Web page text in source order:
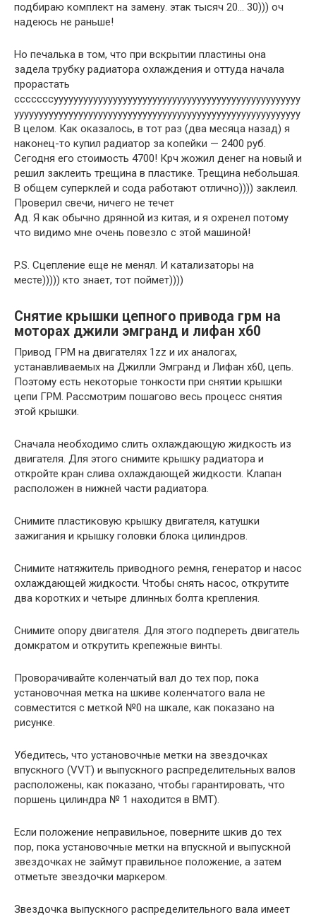
подбираю комплект на замену. этак тысяч 20… 30))) оч
надеюсь не раньше!
Но печалька в том, что при вскрытии пластины она
задела трубку радиатора охлаждения и оттуда начала
прорастать
сссссссуууууууууууууууууууууууууууууууууууууууууууууууууу
уууууууууууууууууууууууууууууууууууууууууууууууууууууууууу
В целом. Как оказалось, в тот раз (два месяца назад) я
наконец-то купил радиатор за копейки — 2400 руб.
Сегодня его стоимость 4700! Крч жожил денег на новый и
решил заклеить трещина в пластике. Трещина небольшая.
В общем суперклей и сода работают отлично)))) заклеил.
Проверил свечи, ничего не течет
Ад. Я как обычно дрянной из китая, и я охренел потому
что видимо мне очень повезло с этой машиной!
P.S. Сцепление еще не менял. И катализаторы на
месте))))) кто знает, тот поймет))))
Снятие крышки цепного привода грм на
моторах джили эмгранд и лифан х60
Привод ГРМ на двигателях 1zz и их аналогах,
устанавливаемых на Джилли Эмгранд и Лифан х60, цепь.
Поэтому есть некоторые тонкости при снятии крышки
цепи ГРМ. Рассмотрим пошагово весь процесс снятия
этой крышки.
Сначала необходимо слить охлаждающую жидкость из
двигателя. Для этого снимите крышку радиатора и
откройте кран слива охлаждающей жидкости. Клапан
расположен в нижней части радиатора.
Снимите пластиковую крышку двигателя, катушки
зажигания и крышку головки блока цилиндров.
Снимите натяжитель приводного ремня, генератор и насос
охлаждающей жидкости. Чтобы снять насос, открутите
два коротких и четыре длинных болта крепления.
Снимите опору двигателя. Для этого подпереть двигатель
домкратом и открутить крепежные винты.
Проворачивайте коленчатый вал до тех пор, пока
установочная метка на шкиве коленчатого вала не
совместится с меткой №0 на шкале, как показано на
рисунке.
Убедитесь, что установочные метки на звездочках
впускного (VVT) и выпускного распределительных валов
расположены, как показано, чтобы гарантировать, что
поршень цилиндра № 1 находится в ВМТ).
Если положение неправильное, поверните шкив до тех
пор, пока установочные метки на впускной и выпускной
звездочках не займут правильное положение, а затем
отметьте звездочки маркером.
Звездочка выпускного распределительного вала имеет